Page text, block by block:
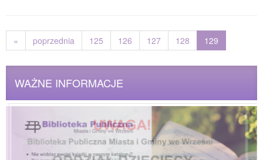
« poprzednia 125 126 127 128 129
WAŻNE INFORMACJE